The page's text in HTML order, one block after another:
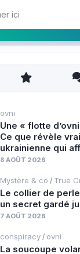
ovni
Une « flotte
Ce que révèle
ukrainienne qui
8 AOÛT 2026
Mystère & co / True
Le collier de
un secret gardé
7 AOÛT 2026
conspiracy / ovni
La soucoupe